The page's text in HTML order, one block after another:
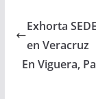
Exhorta
en Veracruz
En Viguera,